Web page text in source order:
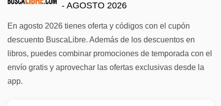
- AGOSTO 2026
En agosto 2026 tienes oferta y códigos con el cupón
descuento BuscaLibre. Además de los descuentos en
libros, puedes combinar promociones de temporada con el
envío gratis y aprovechar las ofertas exclusivas desde la
app.